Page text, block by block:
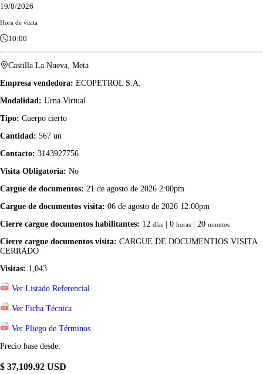
19/8/2026
Hora de visita
10:00
Castilla La Nueva, Meta
Empresa vendedora: ECOPETROL S.A.
Modalidad: Urna Virtual
Tipo: Cuerpo cierto
Cantidad: 567 un
Contacto: 3143927756
Visita Obligatoria: No
Cargue de documentos: 21 de agosto de 2026 2:00pm
Cargue de documentos visita: 06 de agosto de 2026 12:00pm
Cierre cargue documentos habilitantes: 12 días | 0 horas | 20 minutos
Cierre cargue documentos visita: CARGUE DE DOCUMENTIOS VISITA
CERRADO
Visitas: 1,043
Ver Listado Referencial
Ver Ficha Técnica
Ver Pliego de Términos
Precio base desde:
$ 37,109.92 USD